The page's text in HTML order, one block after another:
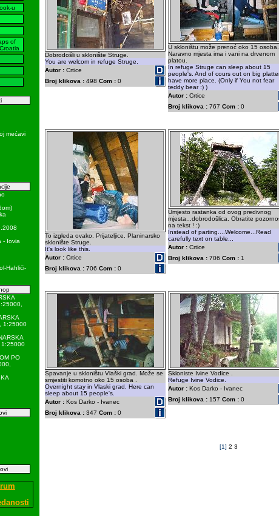
u
of
mećavi
- Iovia
Hahlići-
1:25000
1:25000
PO
Dobrodošli u sklonište Struge.
You are welcom in refuge Struge.
Autor : Crtice
Broj klikova : 498 Com : 0
U skloništu može prenoć oko 15 osoba.
Naravno mjesta ima i vani na drvenom
platou.
In refuge Struge can sleep about 15
people's. And of cours out on big
have more place. (Only if You not fear
teddy bear :) )
Autor : Crtice
Broj klikova : 767 Com : 0
To izgleda ovako. Prijateljice. Planinarsko
sklonište Struge.
It's look like this.
Autor : Crtice
Broj klikova : 706 Com : 0
Umjesto rastanka od ovog predivnog
mjesta...dobrodošlica. Obratite
na tekst ! :)
Instead of parting....Welcome...Read
carefully text on table...
Autor : Crtice
Broj klikova : 706 Com : 1
Spavanje u skloništu Vlaški grad. Može se
smjestiti komotno oko 15 osoba .
Overnight stay in Vlaski grad. Here can
sleep about 15 people's.
Autor : Kos Darko - Ivanec
Broj klikova : 347 Com : 0
Skloniste Ivine Vodice .
Refuge Ivine Vodice.
Autor : Kos Darko - Ivanec
Broj klikova : 157 Com : 0
[1] 2 3